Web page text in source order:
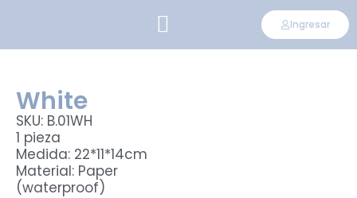
Ingresar
White
SKU: B.01WH
1 pieza
Medida: 22*11*14cm
Material: Paper
(waterproof)